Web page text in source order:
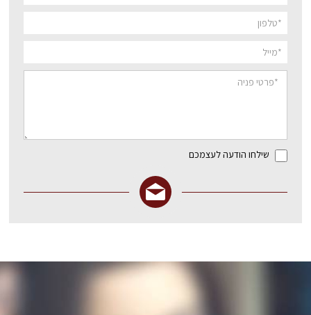
שילחו הודעה לעצמכם